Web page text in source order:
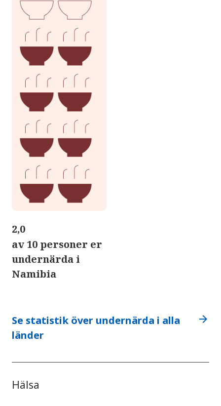
2,0
av 10 personer er
undernärda i
Namibia
Se statistik över undernärda i alla
länder
arrow_forward
Hälsa